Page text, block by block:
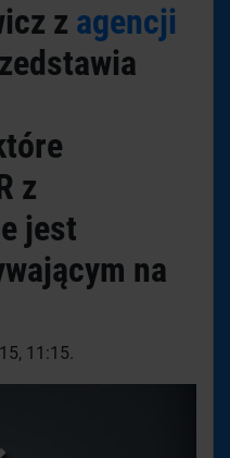
z agencji
z
jest
na
11:15.